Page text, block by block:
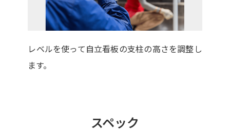
レベルを使って自立看板の支柱の高さを調整し
ます。
スペック